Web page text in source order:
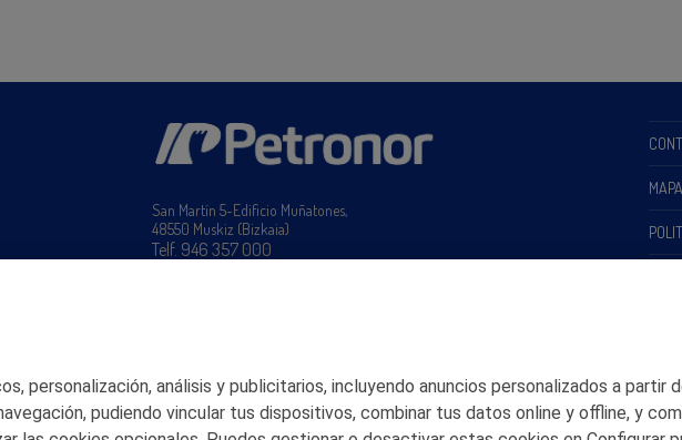
San Martín 5-Edificio Muñatones,
48550 Muskiz (Bizkaia)
Telf. 946 357 000
personalización, análisis y publicitarios, incluyendo anuncios personalizados a partir
pudiendo vincular tus dispositivos, combinar tus datos online y offline, y